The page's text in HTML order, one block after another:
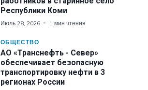
Республики Коми
Июль 28, 2026 1 мин чтения
ОБЩЕСТВО
АО «Транснефть - Север»
обеспечивает безопасную
транспортировку нефти в 3
регионах России